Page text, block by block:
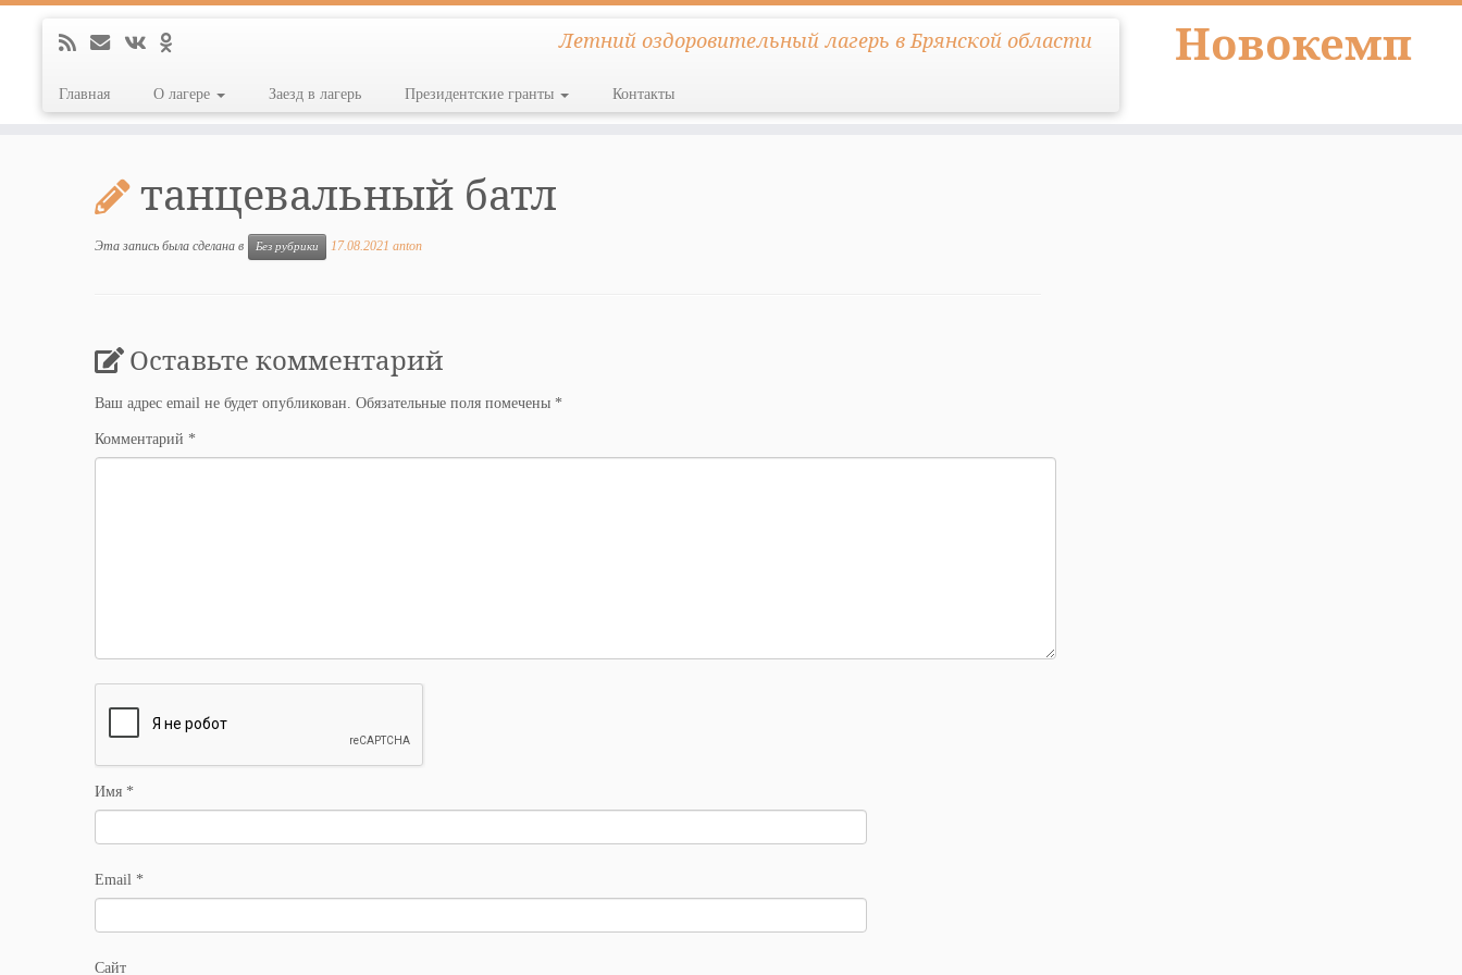
Новокемп
Летний оздоровительный лагерь в Брянской области
Главная О лагере Заезд в лагерь Президентские гранты Контакты
танцевальный батл
Эта запись была сделана в Без рубрики 17.08.2021 anton
Оставьте комментарий
Ваш адрес email не будет опубликован. Обязательные поля помечены *
Комментарий *
Имя *
Email *
Сайт